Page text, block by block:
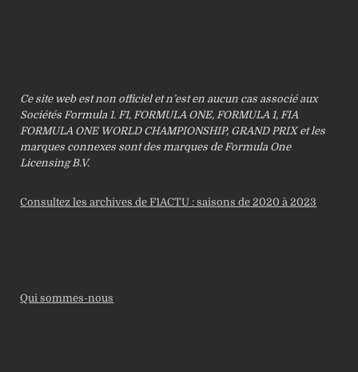
Ce site web est non officiel et n’est en aucun cas associé aux
Sociétés Formula 1. F1, FORMULA ONE, FORMULA 1, FIA
FORMULA ONE WORLD CHAMPIONSHIP, GRAND PRIX et les
marques connexes sont des marques de Formula One
Licensing B.V.
Consultez les archives de F1ACTU : saisons de 2020 à 2023
Qui sommes-nous